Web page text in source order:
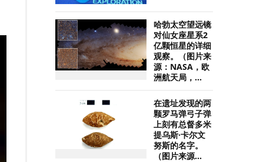
哈勃太空望远镜
对仙女座星系2
亿颗恒星的详细
观察。（图片来
源：NASA，欧
洲航天局，...
在遗址发现的两
颗罗马弹弓子弹
上刻有总督多米
提乌斯·卡尔文
努斯的名字。
（图片来源...